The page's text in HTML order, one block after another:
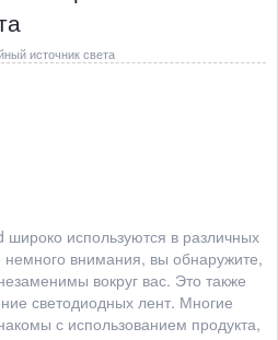
источник света
широко используются в различных
немного внимания, вы обнаружите,
вокруг вас. Это также
светодиодных лент. Многие
с использованием продукта,